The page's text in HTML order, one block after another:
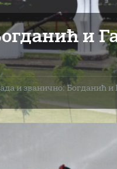
и
и званично: Богданић